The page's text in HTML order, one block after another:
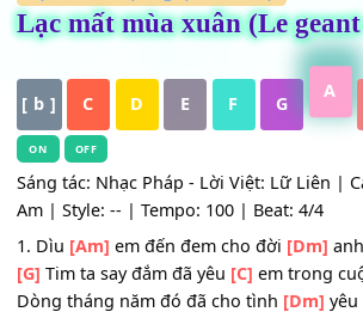
Nhạc Ngoại - Lời Việt
Lạc mất mùa xuân (Le
[ b ] C D E F G
ON
Sáng tác: Nhạc Pháp - Lời Việt: Lữ
Am | Style: -- | Tempo: 100 | Beat: 4/4